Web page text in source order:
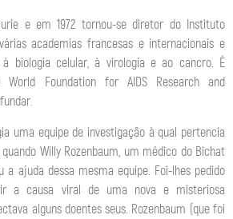
e em 1972 tornou-se diretor do Instituto
academias francesas e internacionais e
biologia celular, à virologia e ao cancro. É
Foundation for AIDS Research and
uma equipe de investigação à qual pertencia
Willy Rozenbaum, um médico do Bichat
a ajuda dessa mesma equipe. Foi-lhes pedido
a causa viral de uma nova e misteriosa
alguns doentes seus. Rozenbaum (que foi